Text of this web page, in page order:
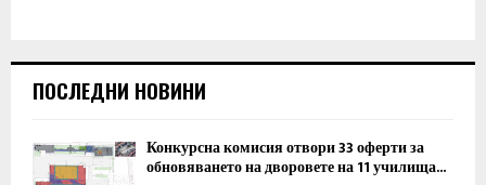
ПОСЛЕДНИ НОВИНИ
Конкурсна комисия отвори 33 оферти за
обновяването на дворовете на 11 училища...